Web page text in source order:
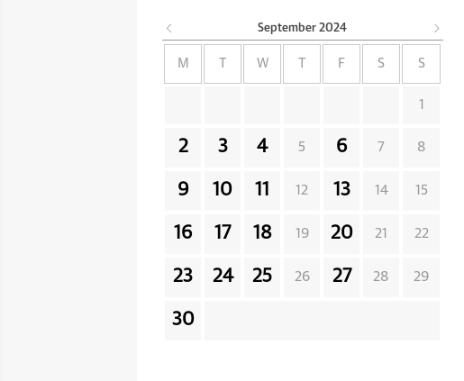
September 2024
M W F S S
1
2 3 4 5 6 7 8
9 10 11 12 13 14 15
16 17 18 19 20 21 22
23 24 25 26 27 28 29
30